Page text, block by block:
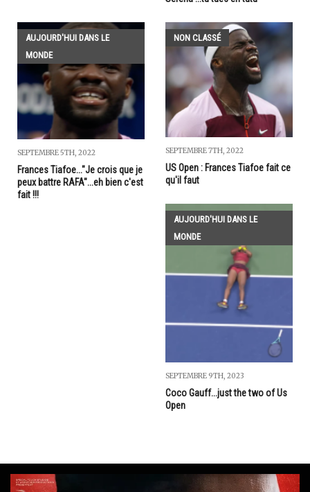
AUJOURD'HUI DANS LE
MONDE
SEPTEMBRE 5TH, 2022
Frances Tiafoe..."Je crois que je
peux battre RAFA"...eh bien c'est
fait !!!
NON CLASSÉ
SEPTEMBRE 7TH, 2022
US Open : Frances Tiafoe fait ce
qu'il faut
AUJOURD'HUI DANS LE
MONDE
SEPTEMBRE 9TH, 2023
Coco Gauff...just the two of Us
Open